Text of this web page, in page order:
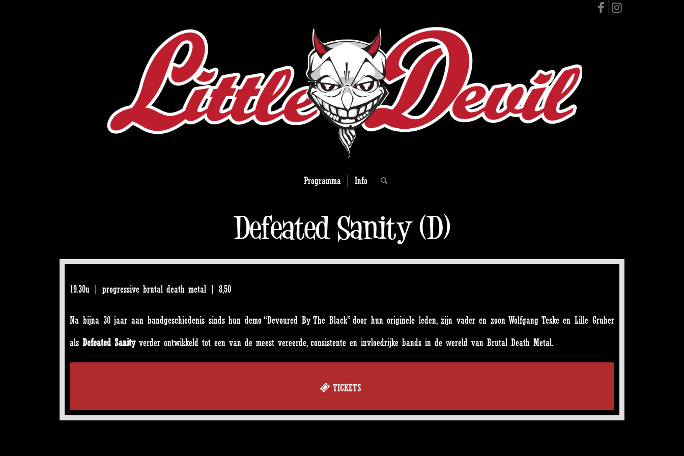
Programma Info
Defeated Sanity (D)
19.30u | progressive brutal death metal | 8,50
Na bijna 30 jaar aan bandgeschiedenis sinds hun demo “Devoured By The Black” door hun originele leden, zijn vader en zoon Wolfgang Teske en Lille Gruber
alsDefeated Sanityverder ontwikkeld tot een van de meest vereerde, consistente en invloedrijke bands in de wereld van Brutal Death Metal.
TICKETS